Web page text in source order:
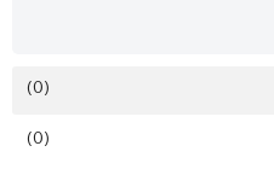
(0)
(0)